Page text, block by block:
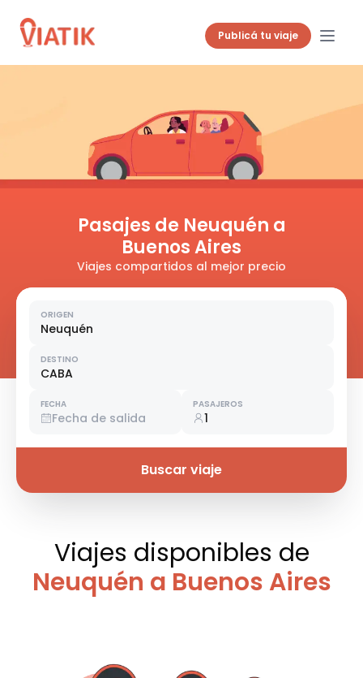
Publicá tu viaje
Pasajes de Neuquén a
Buenos Aires
Viajes compartidos al mejor precio
ORIGEN
Neuquén
DESTINO
CABA
FECHA
Fecha de salida
PASAJEROS
1
Buscar viaje
Viajes disponibles de
Neuquén a Buenos Aires